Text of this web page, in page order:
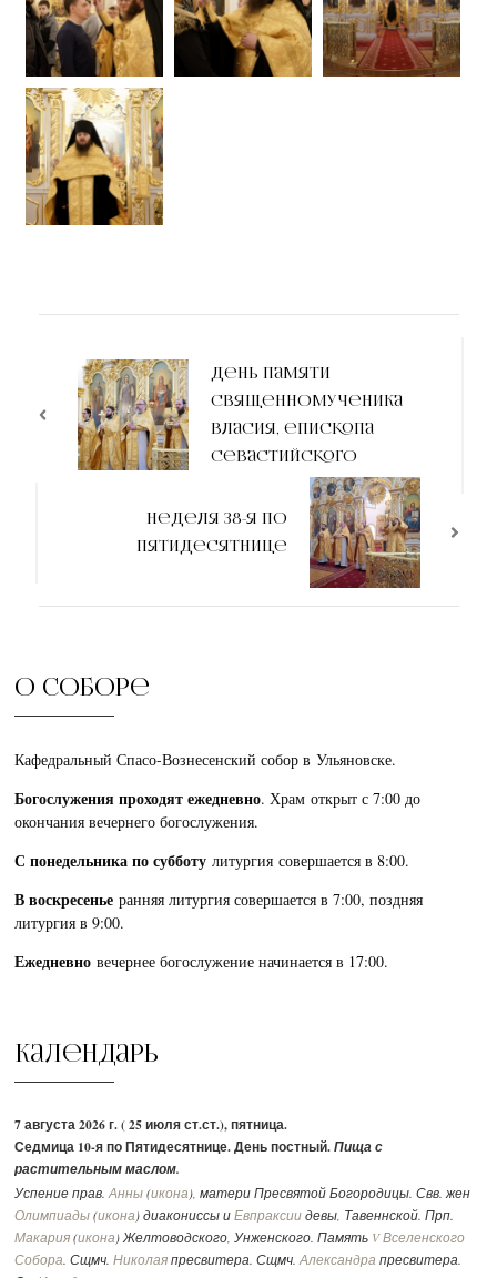
День памяти
священномученика
Власия, епископа
Севастийского
Неделя 38-я по
Пятидесятнице
О соборе
Кафедральный Спасо-Вознесенский собор в Ульяновске.
Богослужения проходят ежедневно. Храм открыт с 7:00 до
окончания вечернего богослужения.
С понедельника по субботулитургия совершается в 8:00.
В воскресеньеранняя литургия совершается в 7:00, поздняя
литургия в 9:00.
Ежедневновечернее богослужение начинается в 17:00.
Календарь
7 августа 2026 г. ( 25 июля ст.ст.), пятница.
Седмица 10-я по Пятидесятнице. День постный.Пища с
растительным маслом.
Успение прав.Анны (икона ), матери Пресвятой Богородицы. Свв. жен
Олимпиады (икона ) диакониссы иЕвпраксии девы, Тавеннской. Прп.
Макария (икона ) Желтоводского, Унженского. Память V Вселенского
Собора . Сщмч.Николая пресвитера. Сщмч.Александра пресвитера.